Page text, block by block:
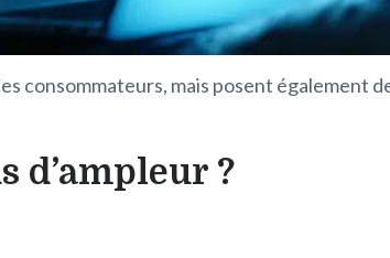
consommateurs, mais posent également
d’ampleur ?